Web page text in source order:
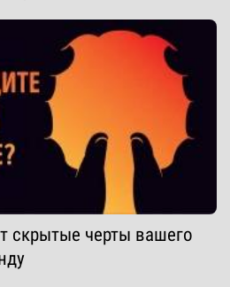
скрытые черты вашего